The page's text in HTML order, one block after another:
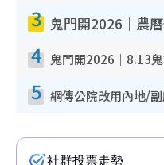
3
4
5